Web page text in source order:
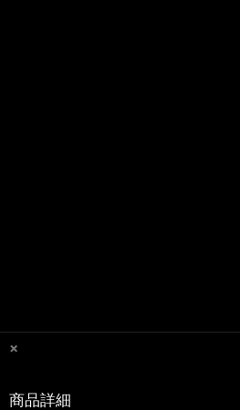
×
商品詳細